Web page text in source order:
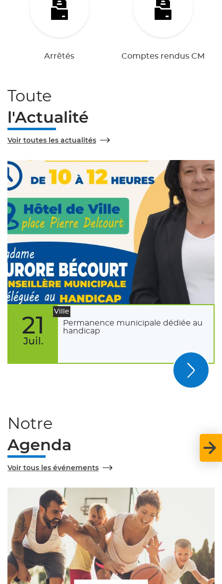
Arrêtés Comptes rendus CM
Toute
l'Actualité
Voir toutes les actualités
21
Juil.
Ville
Permanence municipale dédiée au
handicap
Notre
Agenda
Voir tous les événements